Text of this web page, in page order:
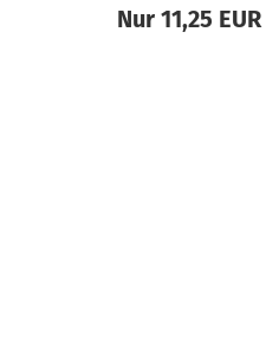
Nur 11,25 EUR